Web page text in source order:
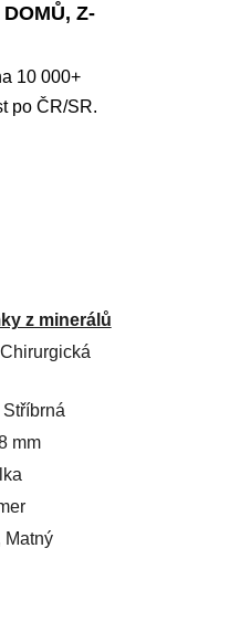
Z-
10 000+
po ČR/SR.
z minerálů
mm
Matný